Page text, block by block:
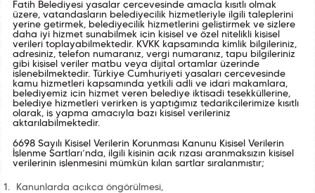
Fatih Belediyesi yasalar çerçevesinde amaçla kısıtlı olmak
üzere, vatandaşların belediyecilik hizmetleriyle ilgili taleplerini
yerine getirmek, belediyecilik hizmetlerini geliştirmek ve sizlere
daha iyi hizmet sunabilmek için kişisel ve özel nitelikli kişisel
verileri toplayabilmektedir. KVKK kapsamında kimlik bilgileriniz,
adresiniz, telefon numaranız, vergi numaranız, tapu bilgileriniz
gibi kişisel veriler matbu veya dijital ortamlar üzerinde
işlenebilmektedir. Türkiye Cumhuriyeti yasaları çerçevesinde
kamu hizmetleri kapsamında yetkili adli ve idari makamlara,
belediyemiz için hizmet veren belediye iktisadi teşekküllerine,
belediye hizmetleri verirken iş yaptığımız tedarikçilerimize kısıtlı
olarak, iş yapma amacıyla bazı kişisel verileriniz
aktarılabilmektedir.
6698 Sayılı Kişisel Verilerin Korunması Kanunu Kişisel Verilerin
İşlenme Şartları’nda, ilgili kişinin açık rızası aranmaksızın kişisel
verilerinin işlenmesini mümkün kılan şartlar sıralanmıştır;
Kanunlarda açıkça öngörülmesi,